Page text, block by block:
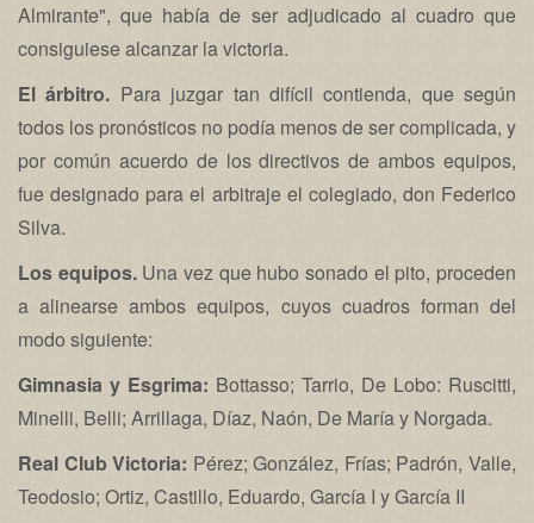
Almirante", que había de ser adjudicado al cuadro que
consiguiese alcanzar la victoria.
El árbitro. Para juzgar tan difícil contienda, que según
todos los pronósticos no podía menos de ser complicada, y
por común acuerdo de los directivos de ambos equipos,
fue designado para el arbitraje el colegiado, don Federico
Silva.
Los equipos.Una vez que hubo sonado el pito, proceden
a alinearse ambos equipos, cuyos cuadros forman del
modo siguiente:
Gimnasia y Esgrima: Bottasso; Tarrio, De Lobo: Ruscitti,
Minelli, Belli; Arrillaga, Díaz, Naón, De María y Norgada.
Real Club Victoria: Pérez; González, Frías; Padrón, Valle,
Teodosio; Ortiz, Castillo, Eduardo, García I y García II